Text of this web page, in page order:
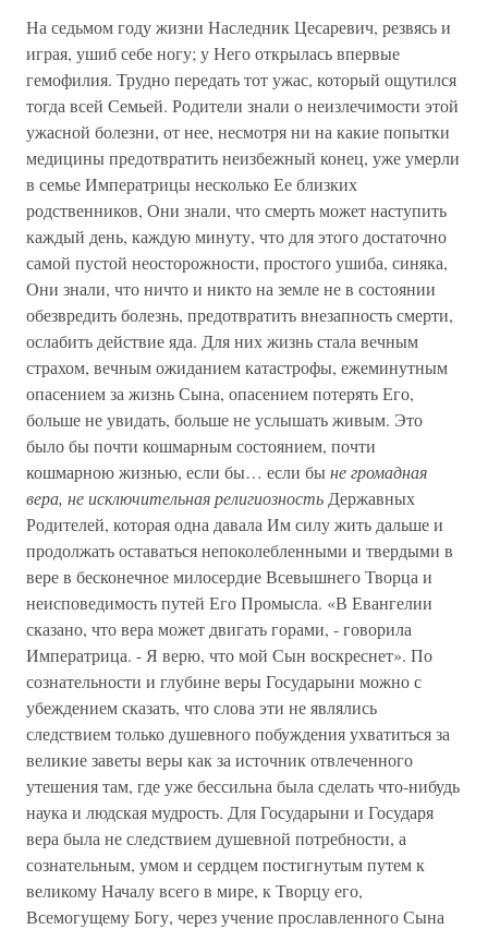
На седьмом году жизни Наследник Цесаревич, резвясь и
играя, ушиб себе ногу; у Него открылась впервые
гемофилия. Трудно передать тот ужас, который ощутился
тогда всей Семьей. Родители знали о неизлечимости этой
ужасной болезни, от нее, несмотря ни на какие попытки
медицины предотвратить неизбежный конец, уже умерли
в семье Императрицы несколько Ее близких
родственников, Они знали, что смерть может наступить
каждый день, каждую минуту, что для этого достаточно
самой пустой неосторожности, простого ушиба, синяка,
Они знали, что ничто и никто на земле не в состоянии
обезвредить болезнь, предотвратить внезапность смерти,
ослабить действие яда. Для них жизнь стала вечным
страхом, вечным ожиданием катастрофы, ежеминутным
опасением за жизнь Сына, опасением потерять Его,
больше не увидать, больше не услышать живым. Это
было бы почти кошмарным состоянием, почти
кошмарною жизнью, если бы… если быне громадная
вера, не исключительная религиозность Державных
Родителей, которая одна давала Им силу жить дальше и
продолжать оставаться непоколебленными и твердыми в
вере в бесконечное милосердие Всевышнего Творца и
неисповедимость путей Его Промысла. «В Евангелии
сказано, что вера может двигать горами, - говорила
Императрица. - Я верю, что мой Сын воскреснет». По
сознательности и глубине веры Государыни можно с
убеждением сказать, что слова эти не являлись
следствием только душевного побуждения ухватиться за
великие заветы веры как за источник отвлеченного
утешения там, где уже бессильна была сделать что-нибудь
наука и людская мудрость. Для Государыни и Государя
вера была не следствием душевной потребности, а
сознательным, умом и сердцем постигнутым путем к
великому Началу всего в мире, к Творцу его,
Всемогущему Богу, через учение прославленного Сына